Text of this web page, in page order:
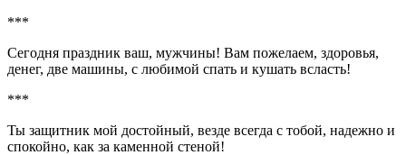
***
Сегодня праздник ваш, мужчины! Вам пожелаем, здоровья,
денег, две машины, с любимой спать и кушать всласть!
***
Ты защитник мой достойный, везде всегда с тобой, надежно и
спокойно, как за каменной стеной!